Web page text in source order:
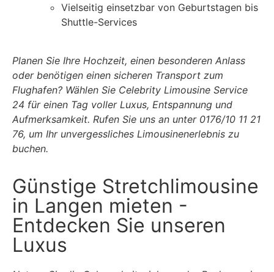
Vielseitig einsetzbar von Geburtstagen bis
Shuttle-Services
Planen Sie Ihre Hochzeit, einen besonderen Anlass
oder benötigen einen sicheren Transport zum
Flughafen? Wählen Sie Celebrity Limousine Service
24 für einen Tag voller Luxus, Entspannung und
Aufmerksamkeit. Rufen Sie uns an unter 0176/10 11 21
76, um Ihr unvergessliches Limousinenerlebnis zu
buchen.
Günstige Stretchlimousine
in Langen mieten -
Entdecken Sie unseren
Luxus